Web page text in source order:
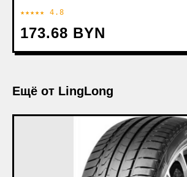
★★★★★ 4.8
173.68 BYN
Ещё от LingLong